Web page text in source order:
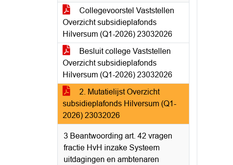
Collegevoorstel Vaststellen
Overzicht subsidieplafonds
Hilversum (Q1-2026) 23032026
Besluit college Vaststellen
Overzicht subsidieplafonds
Hilversum (Q1-2026) 23032026
2. Mutatielijst Overzicht
subsidieplafonds Hilversum (Q1-
2026) 23032026
3 Beantwoording art. 42 vragen
fractie HvH inzake Systeem
uitdagingen en ambtenaren